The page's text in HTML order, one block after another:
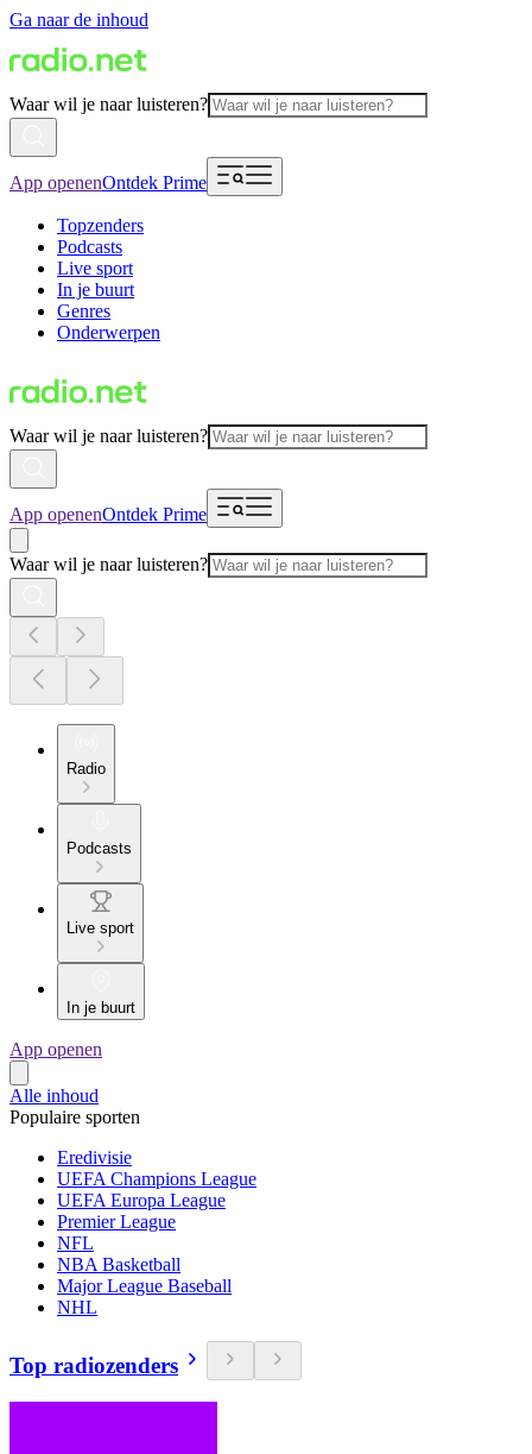
Ga naar de inhoud
Waar wil je naar luisteren?
App openenOntdek Prime
Topzenders
Podcasts
Live sport
In je buurt
Genres
Onderwerpen
Waar wil je naar luisteren?
App openenOntdek Prime
Waar wil je naar luisteren?
Radio
Podcasts
Live sport
In je buurt
App openen
Alle inhoud
Populaire sporten
Eredivisie
UEFA Champions League
UEFA Europa League
Premier League
NFL
NBA Basketball
Major League Baseball
NHL
Top radiozenders